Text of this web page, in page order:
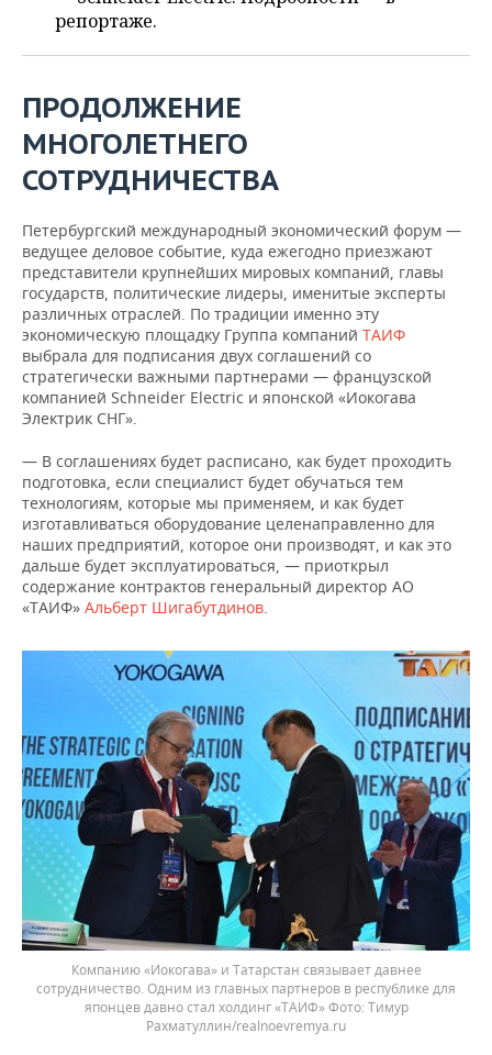
репортаже.
ПРОДОЛЖЕНИЕ
МНОГОЛЕТНЕГО
СОТРУДНИЧЕСТВА
Петербургский международный экономический форум —
ведущее деловое событие, куда ежегодно приезжают
представители крупнейших мировых компаний, главы
государств, политические лидеры, именитые эксперты
различных отраслей. По традиции именно эту
экономическую площадку Группа компаний ТАИФ
выбрала для подписания двух соглашений со
стратегически важными партнерами — французской
компанией Schneider Electric и японской «Иокогава
Электрик СНГ».
— В соглашениях будет расписано, как будет проходить
подготовка, если специалист будет обучаться тем
технологиям, которые мы применяем, и как будет
изготавливаться оборудование целенаправленно для
наших предприятий, которое они производят, и как это
дальше будет эксплуатироваться, — приоткрыл
содержание контрактов генеральный директор АО
«ТАИФ» Альберт Шигабутдинов.
Компанию «Иокогава» и Татарстан связывает давнее
сотрудничество. Одним из главных партнеров в республике для
японцев давно стал холдинг «ТАИФ»
Тимур
Рахматуллин/realnoevremya.ru